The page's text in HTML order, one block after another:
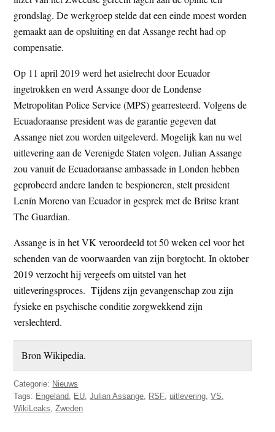
grondslag. De werkgroep stelde dat een einde moest worden
gemaakt aan de opsluiting en dat Assange recht had op
compensatie.
Op 11 april 2019 werd het asielrecht door Ecuador
ingetrokken en werd Assange door de Londense
Metropolitan Police Service (MPS) gearresteerd. Volgens de
Ecuadoraanse president was de garantie gegeven dat
Assange niet zou worden uitgeleverd. Mogelijk kan nu wel
uitlevering aan de Verenigde Staten volgen. Julian Assange
zou vanuit de Ecuadoraanse ambassade in Londen hebben
geprobeerd andere landen te bespioneren, stelt president
Lenín Moreno van Ecuador in gesprek met de Britse krant
The Guardian.
Assange is in het VK veroordeeld tot 50 weken cel voor het
schenden van de voorwaarden van zijn borgtocht. In oktober
2019 verzocht hij vergeefs om uitstel van het
uitleveringsproces. Tijdens zijn gevangenschap zou zijn
fysieke en psychische conditie zorgwekkend zijn
verslechterd.
Bron Wikipedia.
Categorie: Nieuws
Tags: Engeland EU ,Julian Assange RSF ,uitlevering ,VS
WikiLeaks ,Zweden